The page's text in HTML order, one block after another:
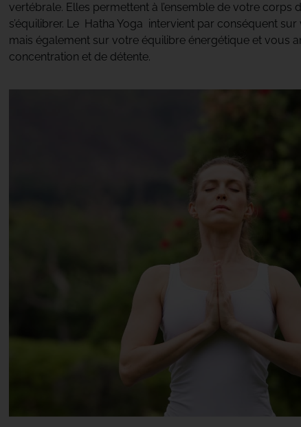
vertébrale. Elles permettent à l’ensemble de votre corps
s’équilibrer. Le Hatha Yoga intervient par conséquent
mais également sur votre équilibre énergétique et vous
concentration et de détente.